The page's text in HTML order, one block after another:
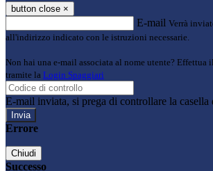
button close ×
E-mail Verrà
all'indirizzo indicato con le istruzioni necessarie.
Non hai una e-mail associata al nome utente? Effettua
tramite la Login Spaggiari
E-mail inviata, si prega di controllare la casella
Errore
Chiudi
Successo